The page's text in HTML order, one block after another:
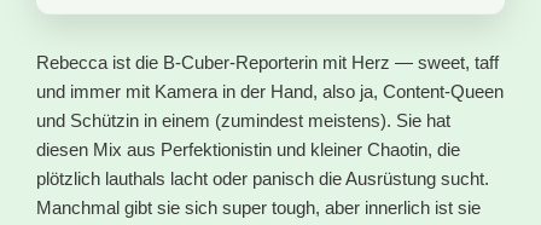
Rebecca ist die B-Cuber-Reporterin mit Herz — sweet, taff
und immer mit Kamera in der Hand, also ja, Content-Queen
und Schützin in einem (zumindest meistens). Sie hat
diesen Mix aus Perfektionistin und kleiner Chaotin, die
plötzlich lauthals lacht oder panisch die Ausrüstung sucht.
Manchmal gibt sie sich super tough, aber innerlich ist sie